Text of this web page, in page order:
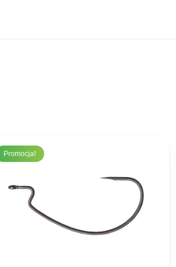
Promocja!